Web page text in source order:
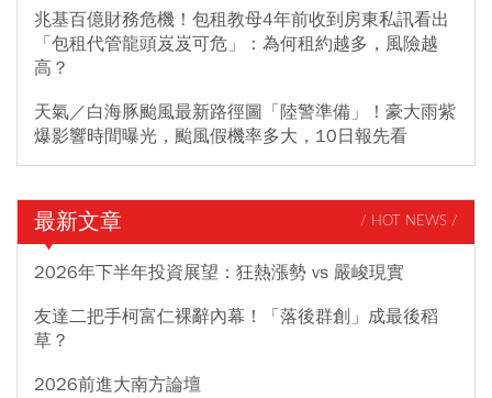
兆基百億財務危機！包租教母4年前收到房東私訊看出
「包租代管龍頭岌岌可危」：為何租約越多，風險越
高？
天氣／白海豚颱風最新路徑圖「陸警準備」！豪大雨紫
爆影響時間曝光，颱風假機率多大，10日報先看
最新文章 / HOT NEWS /
2026年下半年投資展望：狂熱漲勢 vs 嚴峻現實
友達二把手柯富仁裸辭內幕！「落後群創」成最後稻
草？
2026前進大南方論壇